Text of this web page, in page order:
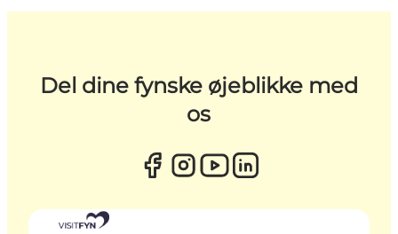
Del dine fynske øjeblikke med
os